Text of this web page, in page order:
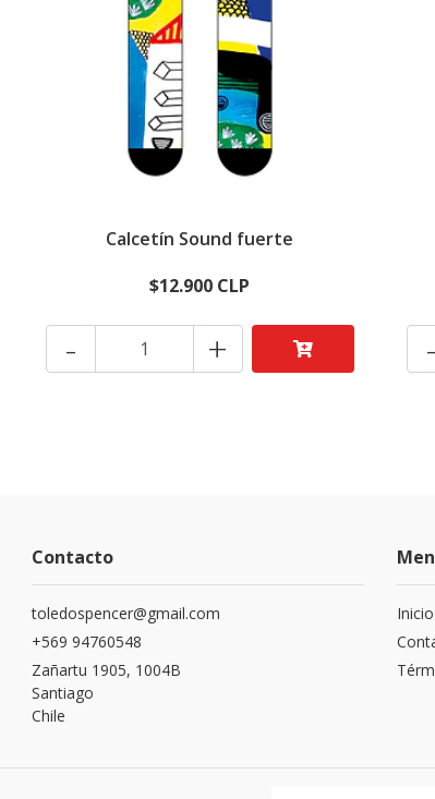
Calcetín Sound fuerte
$12.900 CLP
- + -
Contacto
toledospencer@gmail.com
+569 94760548
Zañartu 1905, 1004B
Santiago
Chile
Inicio